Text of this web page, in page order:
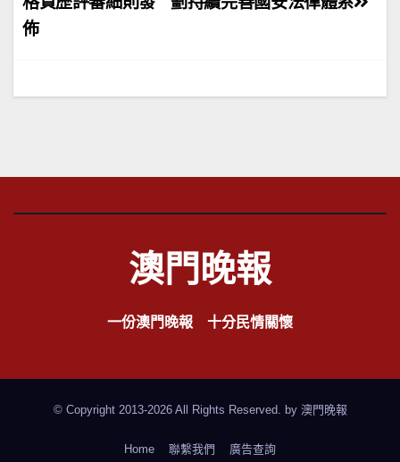
章
導
佈
澳門晚報
一份澳門晚報 十分民情關懷
© Copyright 2013-2026 All Rights Reserved. by 澳門晚報
Home 聯繫我們 廣告查詢